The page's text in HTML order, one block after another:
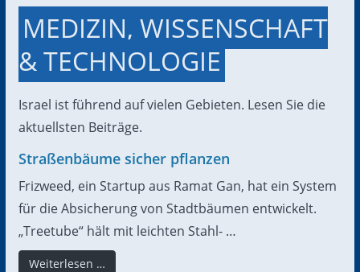
MEDIZIN, WISSENSCHAFT
& TECHNOLOGIE
Israel ist führend auf vielen Gebieten. Lesen Sie die
aktuellsten Beiträge.
Straßenbäume sicher pflanzen
Frizweed, ein Startup aus Ramat Gan, hat ein System
für die Absicherung von Stadtbäumen entwickelt.
„Treetube“ hält mit leichten Stahl- …
Weiterlesen …